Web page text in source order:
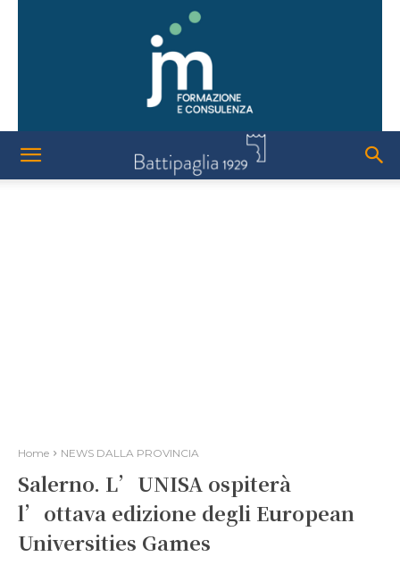
Home NEWS DALLA PROVINCIA
Salerno. L’UNISA ospiterà
l’ottava edizione degli European
Universities Games